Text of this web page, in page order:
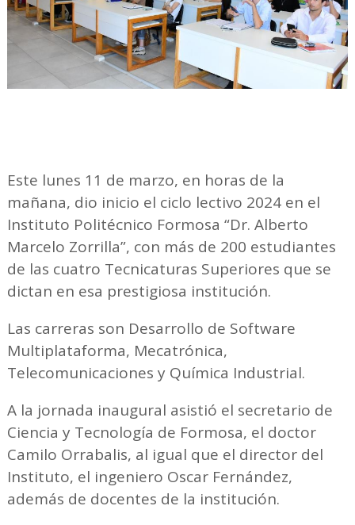
Este lunes 11 de marzo, en horas de la
mañana, dio inicio el ciclo lectivo 2024 en el
Instituto Politécnico Formosa “Dr. Alberto
Marcelo Zorrilla”, con más de 200 estudiantes
de las cuatro Tecnicaturas Superiores que se
dictan en esa prestigiosa institución.
Las carreras son Desarrollo de Software
Multiplataforma, Mecatrónica,
Telecomunicaciones y Química Industrial.
A la jornada inaugural asistió el secretario de
Ciencia y Tecnología de Formosa, el doctor
Camilo Orrabalis, al igual que el director del
Instituto, el ingeniero Oscar Fernández,
además de docentes de la institución.